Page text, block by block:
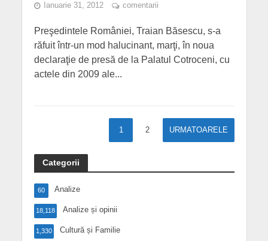
Ianuarie 31, 2012 comentarii
Preşedintele României, Traian Băsescu, s-a
răfuit într-un mod halucinant, marţi, în noua
declaraţie de presă de la Palatul Cotroceni, cu
actele din 2009 ale...
1 2 URMATOARELE
Categorii
Analize
60
Analize și opinii
18,118
Cultură și Familie
1,330